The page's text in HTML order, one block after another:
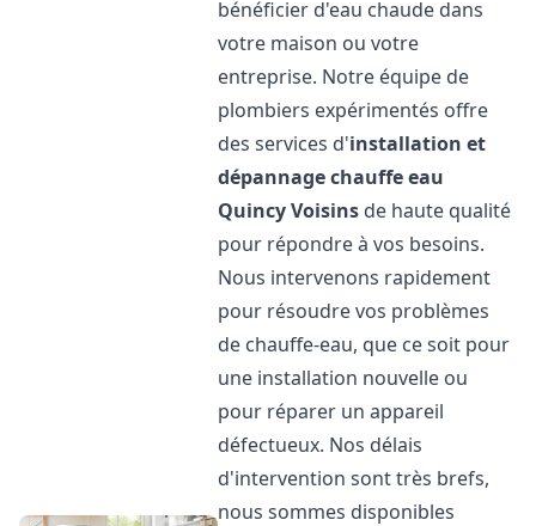
bénéficier d'eau chaude dans
votre maison ou votre
entreprise. Notre équipe de
plombiers expérimentés offre
des services d'installation et
dépannage chauffe eau
Quincy Voisins de haute qualité
pour répondre à vos besoins.
Nous intervenons rapidement
pour résoudre vos problèmes
de chauffe-eau, que ce soit pour
une installation nouvelle ou
pour réparer un appareil
défectueux. Nos délais
d'intervention sont très brefs,
nous sommes disponibles